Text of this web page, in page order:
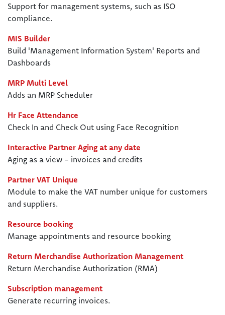
Support for management systems, such as ISO
compliance.
MIS Builder
Build 'Management Information System' Reports and
Dashboards
MRP Multi Level
Adds an MRP Scheduler
Hr Face Attendance
Check In and Check Out using Face Recognition
Interactive Partner Aging at any date
Aging as a view - invoices and credits
Partner VAT Unique
Module to make the VAT number unique for customers
and suppliers.
Resource booking
Manage appointments and resource booking
Return Merchandise Authorization Management
Return Merchandise Authorization (RMA)
Subscription management
Generate recurring invoices.